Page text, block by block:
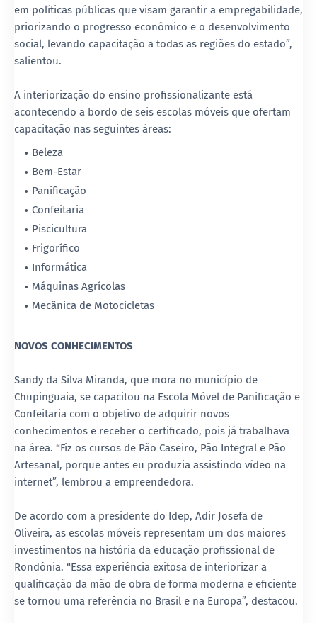
em políticas públicas que visam garantir a empregabilidade,
priorizando o progresso econômico e o desenvolvimento
social, levando capacitação a todas as regiões do estado”,
salientou.
A interiorização do ensino profissionalizante está
acontecendo a bordo de seis escolas móveis que ofertam
capacitação nas seguintes áreas:
Beleza
Bem-Estar
Panificação
Confeitaria
Piscicultura
Frigorífico
Informática
Máquinas Agrícolas
Mecânica de Motocicletas
NOVOS CONHECIMENTOS
Sandy da Silva Miranda, que mora no município de
Chupinguaia, se capacitou na Escola Móvel de Panificação e
Confeitaria com o objetivo de adquirir novos
conhecimentos e receber o certificado, pois já trabalhava
na área. “Fiz os cursos de Pão Caseiro, Pão Integral e Pão
Artesanal, porque antes eu produzia assistindo vídeo na
internet”, lembrou a empreendedora.
De acordo com a presidente do Idep, Adir Josefa de
Oliveira, as escolas móveis representam um dos maiores
investimentos na história da educação profissional de
Rondônia. “Essa experiência exitosa de interiorizar a
qualificação da mão de obra de forma moderna e eficiente
se tornou uma referência no Brasil e na Europa”, destacou.